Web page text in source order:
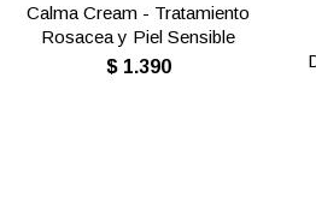
Calma Cream - Tratamiento
Rosacea y Piel Sensible
$ 1.390